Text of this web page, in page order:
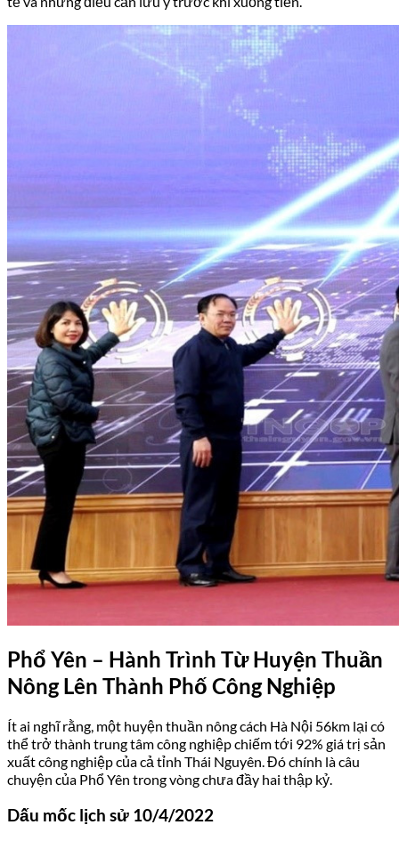
Phổ Yên – Hành Trình Từ Huyện Thuần
Nông Lên Thành Phố Công Nghiệp
Ít ai nghĩ rằng, một huyện thuần nông cách Hà Nội 56km lại có
thể trở thành trung tâm công nghiệp chiếm tới 92% giá trị sản
xuất công nghiệp của cả tỉnh Thái Nguyên. Đó chính là câu
chuyện của Phổ Yên trong vòng chưa đầy hai thập kỷ.
Dấu mốc lịch sử 10/4/2022